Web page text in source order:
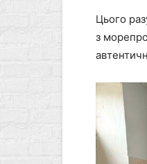
Цього
з